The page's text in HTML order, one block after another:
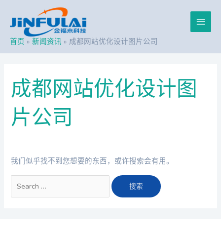
Main
首页 新闻资讯 成都网站优化设计图片公司
成都网站优化设计图
片公司
我们似乎找不到您想要的东西，或许搜索会有用。
索：